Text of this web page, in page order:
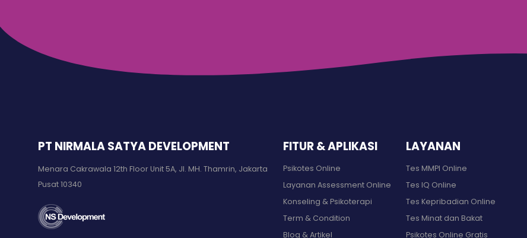
PT NIRMALA SATYA DEVELOPMENT
Menara Cakrawala 12th Floor Unit 5A, Jl. MH. Thamrin, Jakarta
Pusat 10340
FITUR & APLIKASI
Psikotes Online
Layanan Assessment Online
Konseling & Psikoterapi
Term & Condition
Blog & Artikel
LAYANAN
Tes MMPI Online
Tes IQ Online
Tes Kepribadian Online
Tes Minat dan Bakat
Psikotes Online Gratis